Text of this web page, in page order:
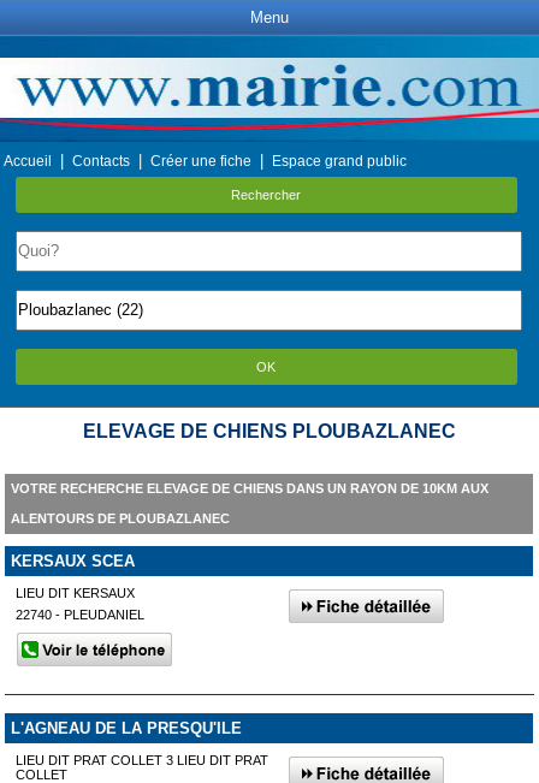
Menu
Accueil Contacts Créer une fiche Espace grand public
Rechercher
OK
ELEVAGE DE CHIENS PLOUBAZLANEC
VOTRE RECHERCHE ELEVAGE DE CHIENS DANS UN RAYON DE 10KM AUX
ALENTOURS DE PLOUBAZLANEC
KERSAUX SCEA
LIEU DIT KERSAUX
22740 - PLEUDANIEL
L'AGNEAU DE LA PRESQU'ILE
LIEU DIT PRAT COLLET 3 LIEU DIT PRAT
COLLET